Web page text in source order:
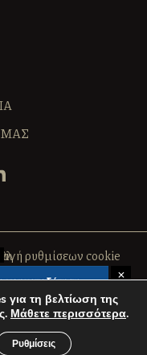
ρυθμίσεων cookie
2026
για τη βελτίωση της
Μάθετε περισσότερα.
Ρυθμίσεις
×